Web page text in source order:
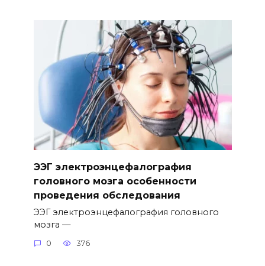
ЭЭГ электроэнцефалография
головного мозга особенности
проведения обследования
ЭЭГ электроэнцефалография головного
мозга —
0 376